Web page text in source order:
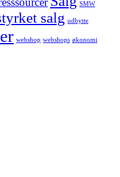
SMW
salg udbytte
webshop webshops økonomi